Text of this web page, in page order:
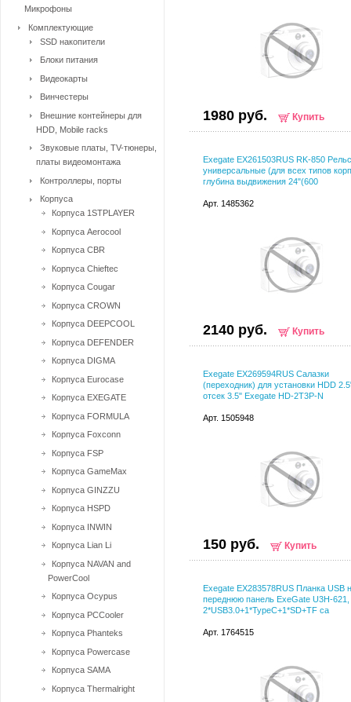
1980 руб. Купить
Exegate EX261503RUS RK-850
универсальные (для всех типов
глубина выдвижения 24"(600
Арт. 1485362
2140 руб. Купить
Exegate EX269594RUS Салазки
(переходник) для установки HDD
отсек 3.5" Exegate HD-2T3P-N
Арт. 1505948
150 руб. Купить
Exegate EX283578RUS Планка USB
переднюю панель ExeGate U3H-621,
2*USB3.0+1*TypeC+1*SD+TF ca
Арт. 1764515
Микрофоны
Комплектующие
SSD накопители
Блоки питания
Видеокарты
Винчестеры
Внешние контейнеры для
HDD, Mobile racks
Звуковые платы, TV-тюнеры,
платы видеомонтажа
Контроллеры, порты
Корпуса
Корпуса 1STPLAYER
Корпуса Aerocool
Корпуса CBR
Корпуса Chieftec
Корпуса Cougar
Корпуса CROWN
Корпуса DEEPCOOL
Корпуса DEFENDER
Корпуса DIGMA
Корпуса Eurocase
Корпуса EXEGATE
Корпуса FORMULA
Корпуса Foxconn
Корпуса FSP
Корпуса GameMax
Корпуса GINZZU
Корпуса HSPD
Корпуса INWIN
Корпуса Lian Li
Корпуса NAVAN and
PowerCool
Корпуса Ocypus
Корпуса PCCooler
Корпуса Phanteks
Корпуса Powercase
Корпуса SAMA
Корпуса Thermalright